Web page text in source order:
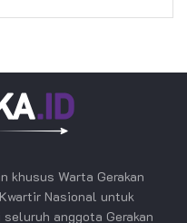
khusus Warta Gerakan
Nasional untuk
anggota Gerakan